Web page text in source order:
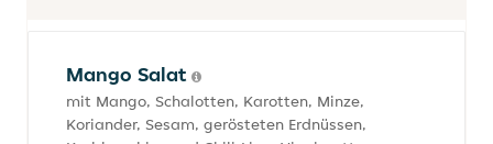
Mango Salat
mit Mango, Schalotten, Karotten, Minze,
Koriander, Sesam, gerösteten Erdnüssen,